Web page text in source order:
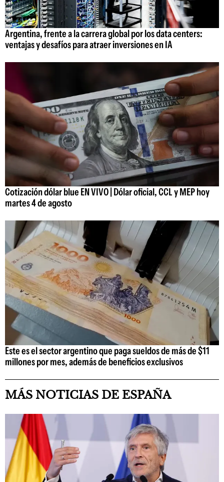
Argentina, frente a la carrera global por los data centers:
ventajas y desafíos para atraer inversiones en IA
Cotización dólar blue EN VIVO | Dólar oficial, CCL y MEP hoy
martes 4 de agosto
Este es el sector argentino que paga sueldos de más de $11
millones por mes, además de beneficios exclusivos
MÁS NOTICIAS DE ESPAÑA